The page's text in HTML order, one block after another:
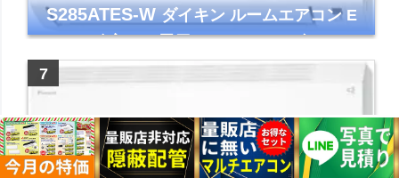
S285ATES-Wダイキン ルームエアコン E
シリーズ 主に10畳用 ホワイト 2025年モデル
コンパクトモデル ストリーマ
S565ATEP-Wダイキン ルームエアコン E